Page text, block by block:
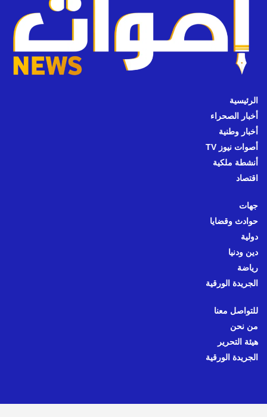
الرئيسية
أخبار الصحراء
أخبار وطنية
أصوات نيوز TV
أنشطة ملكية
اقتصاد
جهات
حوادث وقضايا
دولية
دين ودنيا
رياضة
الجريدة الورقية
للتواصل معنا
من نحن
هيئة التحرير
الجريدة الورقية